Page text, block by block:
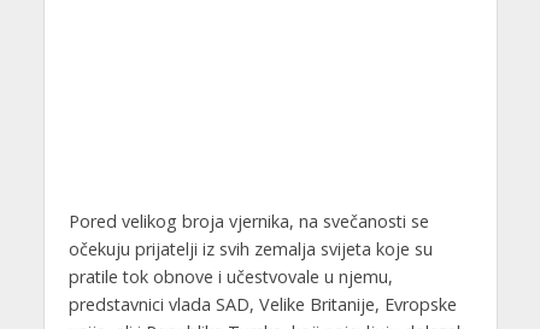
Pored velikog broja vjernika, na svečanosti se
očekuju prijatelji iz svih zemalja svijeta koje su
pratile tok obnove i učestvovale u njemu,
predstavnici vlada SAD, Velike Britanije, Evropske